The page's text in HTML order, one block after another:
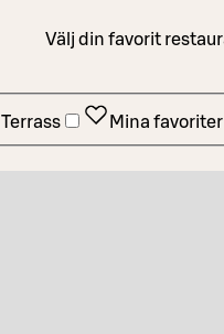
Välj din favorit
Terrass Mina favoriter